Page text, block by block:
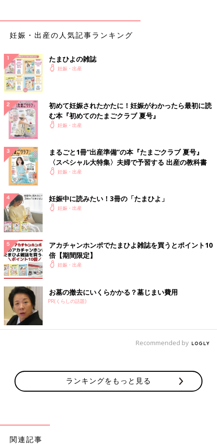
みて！
チェックツールで他の食べ物・飲み物を調べる
「まいにちのたまひよ」アプリをダウンロード
飲み物のOK・NGが気になったときにいつでも確認できます！
ダウンロード（無料）
妊娠・出産の人気記事ランキング
たまひよの雑誌
妊娠・出産
初めて妊娠されたかたに！妊娠がわかったら最初に読
む本『初めてのたまごクラブ 夏号』
妊娠・出産
まるごと1冊“出産準備”の本『たまごクラブ 夏号』
〈スペシャル大特集〉夫婦で予習する 出産の教科書
妊娠・出産
妊娠中に読みたい！3冊の「たまひよ」
妊娠・出産
アカチャンホンポでたまひよ雑誌を買うとポイント10
倍【期間限定】
妊娠・出産
お墓の撤去にいくらかかる？墓じまい費用
PR(くらしの話題)
Recommended by
ランキングをもっと見る
関連記事